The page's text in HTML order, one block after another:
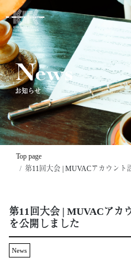
News
お知らせ
Top page
第11回大会 | MUVACアカウン
第11回大会 | MUVACアカ
を公開しました
News
Top
News
Events
Stories
11回大会
実施要項
配信
過去大会